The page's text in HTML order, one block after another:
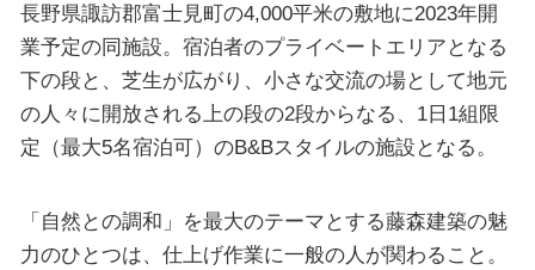
長野県諏訪郡富士見町の4,000平米の敷地に2023年開
業予定の同施設。宿泊者のプライベートエリアとなる
下の段と、芝生が広がり、小さな交流の場として地元
の人々に開放される上の段の2段からなる、1日1組限
定（最大5名宿泊可）のB&Bスタイルの施設となる。
「自然との調和」を最大のテーマとする藤森建築の魅
力のひとつは、仕上げ作業に一般の人が関わること。